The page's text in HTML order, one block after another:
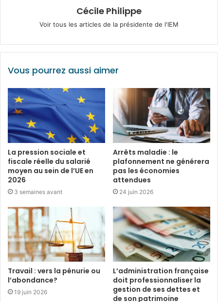
Cécile Philippe
Voir tous les articles de la présidente de l'IEM
Vous pourrez aussi aimer
La pression sociale et
fiscale réelle du salarié
moyen au sein de l’UE en
2026
3 semaines avant
Arrêts maladie : le
plafonnement ne générera
pas les économies
attendues
24 juin 2026
Travail : vers la pénurie ou
l’abondance?
19 juin 2026
L’administration française
doit professionnaliser la
gestion de ses dettes et
de son patrimoine